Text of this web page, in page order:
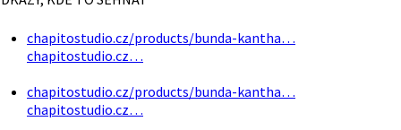
chapitostudio.cz/products/bunda-kantha…
chapitostudio.cz…
chapitostudio.cz/products/bunda-kantha…
chapitostudio.cz…